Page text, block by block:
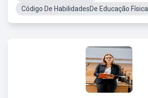
Código De HabilidadesDe Educação Física